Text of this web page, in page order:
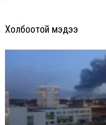
Холбоотой мэдээ